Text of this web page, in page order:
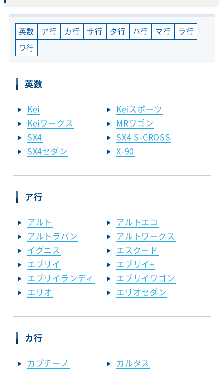
英数 ア行 カ行 サ行 タ行 ハ行 マ行
ラ行
ワ行
英数
Kei
Keiスポーツ
Keiワークス
MRワゴン
SX4
SX4 S-CROSS
SX4セダン
X-90
ア行
アルト
アルトエコ
アルトラパン
アルトワークス
イグニス
エスクード
エブリイ
エブリイ+
エブリイランディ
エブリイワゴン
エリオ
エリオセダン
カ行
カプチーノ
カルタス